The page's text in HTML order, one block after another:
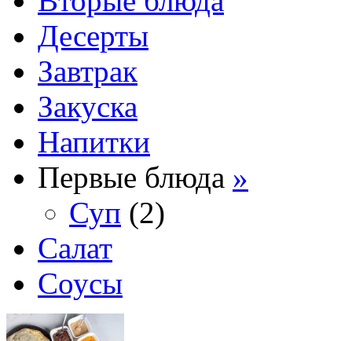
Десерты
Завтрак
Закуска
Напитки
Первые блюда »
Суп (2)
Салат
Соусы